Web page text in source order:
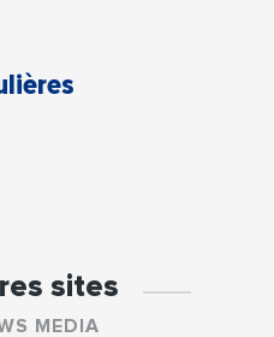
sites
MEDIA